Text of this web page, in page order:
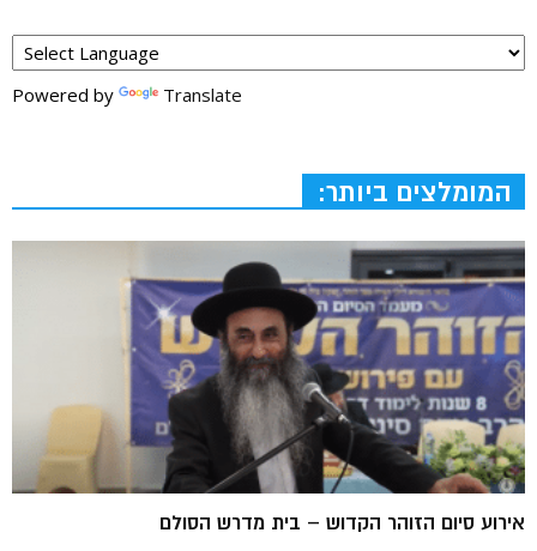
Powered by Translate
המומלצים ביותר:
אירוע סיום הזוהר הקדוש – בית מדרש הסולם